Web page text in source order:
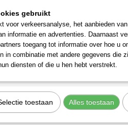
2599-1819
voor draaistang.
gebruikt
voor verkeersanalyse, het aanbieden
informatie en advertenties. Daarnaast
toegang tot informatie over hoe u
in combinatie met andere gegevens die
diensten of die u hen hebt verstrekt.
toestaan Alles toestaan